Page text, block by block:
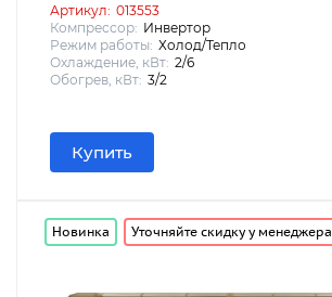
Артикул: 013553
Компрессор: Инвертор
Режим работы: Холод/Тепло
Охлаждение, кВт: 2/6
Обогрев, кВт: 3/2
Купить
Новинка Уточняйте скидку у менеджера